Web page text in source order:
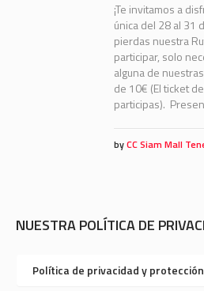
¡Te invitamos a
única del 28 al 31
pierdas nuestra
participar, solo
alguna de
de 10€ (El ticket
participas).
byCC Siam Mall
NUESTRA POLÍTICA DE
Política de privacidad y